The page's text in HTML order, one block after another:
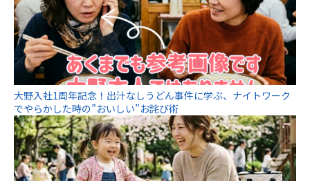
大野入社1周年記念！出汁なしうどん事件に学ぶ、ナイトワーク
でやらかした時の”おいしい”お詫び術